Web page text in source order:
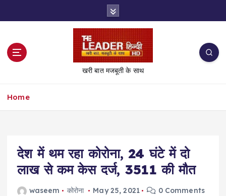
t
खरी बात मजबूती के साथ
Home
देश में थम रहा कोरोना, 24 घंटे में दो
लाख से कम केस दर्ज, 3511 की मौत
waseem कोरोना May 25, 2021 0 Comments